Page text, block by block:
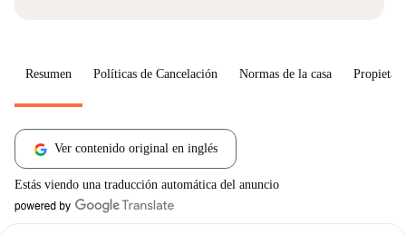
Resumen Políticas de Cancelación Normas de la casa
Ver contenido original en inglés
Estás viendo una traducción automática del anuncio